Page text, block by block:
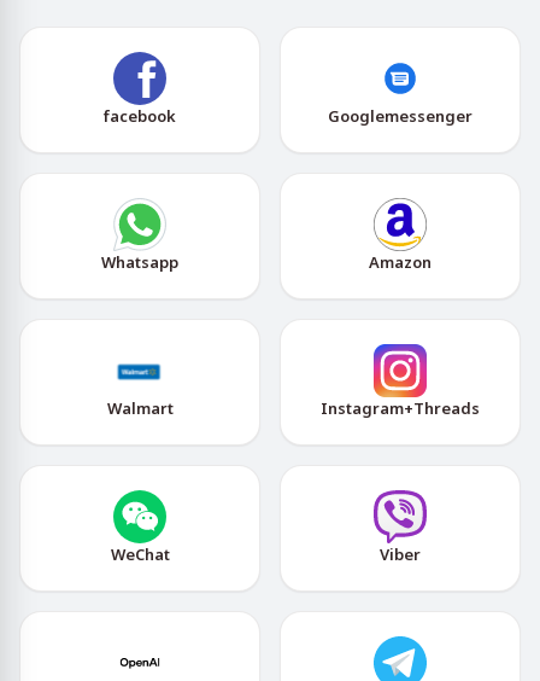
facebook Googlemessenger
Whatsapp Amazon
Walmart Instagram+Threads
WeChat Viber